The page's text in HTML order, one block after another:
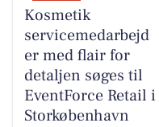
Kosmetik
servicemedarbejd
er med flair for
detaljen søges til
EventForce Retail i
Storkøbenhavn